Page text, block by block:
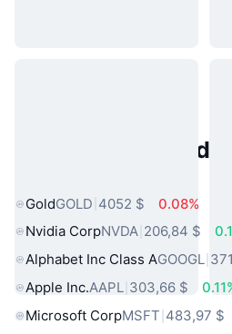
Activos del Mundo
GoldGOLD 4052 $
0.08%
Nvidia CorpNVDA 206,84 $
Alphabet Inc Class AGOOGL
Apple Inc.AAPL 303,66 $
Microsoft CorpMSFT 483,97 $